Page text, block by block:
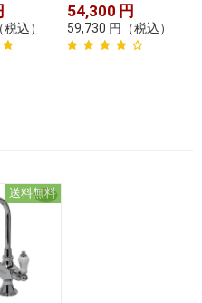
（税込）
54,300 円
59,730 円 （税込）
送料無料